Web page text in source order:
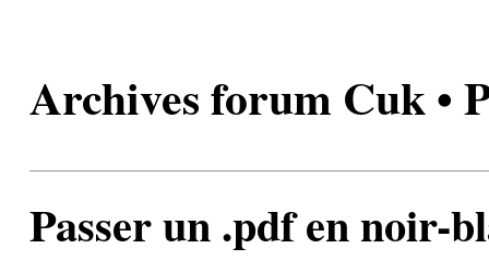
Archives forum Cuk •
Passer un .pdf en noir-